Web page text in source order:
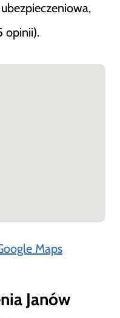
opinii).
Maps
Janów